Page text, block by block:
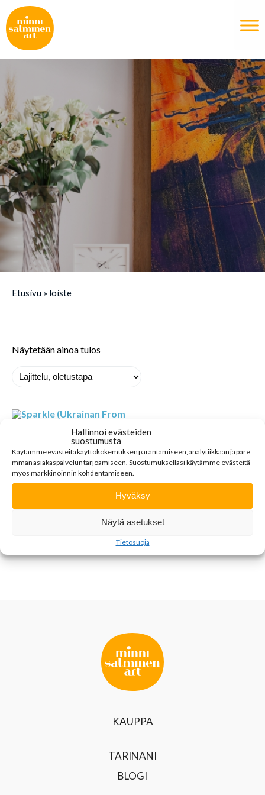
Hallinnoi evästeiden
suostumusta
Käytämmeevästeitäkäyttökokemuksenparantamiseen analytiikkaanjapare
mmanasiakaspalveluntarjoamiseen Suostumuksellasi käytämme evästeitä
myös markkinoinnin kohdentamiseen.
Hyväksy
Näytä asetukset
Tietosuoja
Etusivu » loiste
Näytetään ainoa tulos
FROM FINLAND
KAUPPA
TARINANI
BLOGI